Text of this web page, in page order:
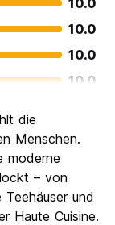
10.0
10.0
10.0
10.0
10.0
die
Menschen.
moderne
– von
und
Haute Cuisine.